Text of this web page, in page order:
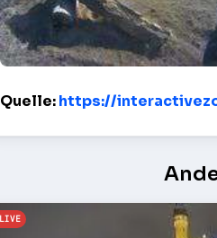
Quelle:https://